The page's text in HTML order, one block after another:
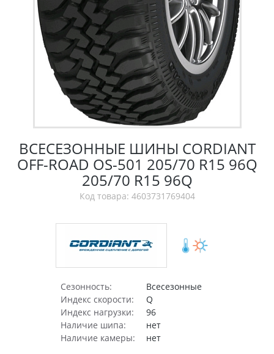
ВСЕСЕЗОННЫЕ ШИНЫ CORDIANT
OFF-ROAD OS-501 205/70 R15 96Q
205/70 R15 96Q
Код товара: 4603731769404
Сезонность:
Всесезонные
Индекс скорости:
Q
Индекс нагрузки:
96
Наличие шипа:
нет
Наличие камеры:
нет